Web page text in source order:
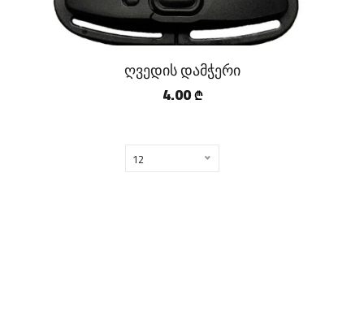
ღვედის დამჭერი
4.00 ₾
12